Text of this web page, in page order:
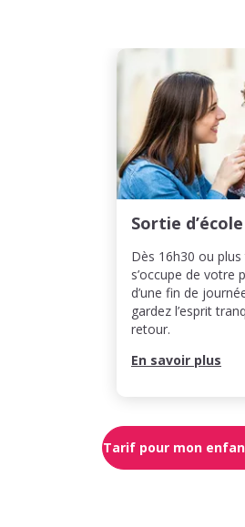
Sortie d’école
Dès 16h30 ou
s’occupe de votre
d’une fin de
gardez l’esprit
retour.
En savoir plus
Tarif pour mon